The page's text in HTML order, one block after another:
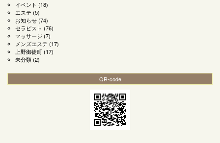
イベント (18)
エステ (5)
お知らせ(74)
セラピスト (76)
マッサージ (7)
メンズエステ (17)
上野御徒町(17)
未分類(2)
QR-code